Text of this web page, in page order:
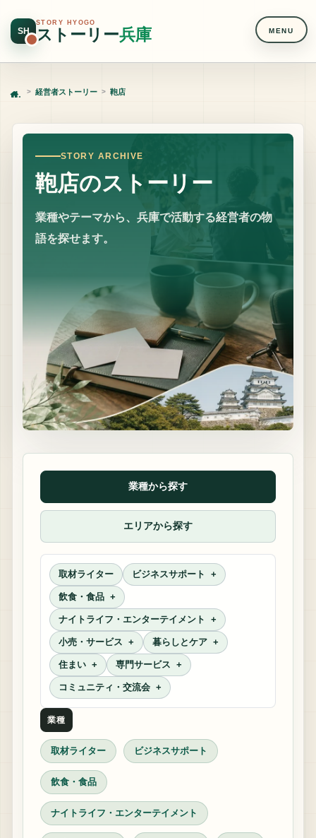
SH
STORY HYOGO
ストーリー兵庫 MENU
Home 経営者ストーリー 鞄店
STORY ARCHIVE
鞄店のストーリー
業種やテーマから、兵庫で活動する経営者の物
語を探せます。
業種から探す
エリアから探す
取材ライター ビジネスサポート
飲食・食品
ナイトライフ・エンターテイメント
小売・サービス 暮らしとケア
住まい 専門サービス
コミュニティ・交流会
業種
取材ライター ビジネスサポート
飲食・食品
ナイトライフ・エンターテイメント